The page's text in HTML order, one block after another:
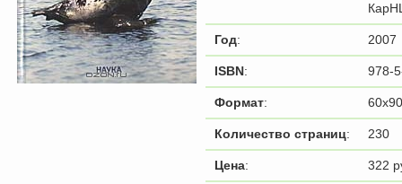
Год: 2007
ISBN: 978-
Формат:
Количество страниц: 230
Цена: 322